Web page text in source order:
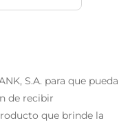
S.A. para que pueda
de recibir
que brinde la